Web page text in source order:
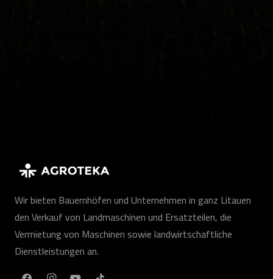
Wir bieten Bauernhöfen und Unternehmen in ganz Litauen
den Verkauf von Landmaschinen und Ersatzteilen, die
Vermietung von Maschinen sowie landwirtschaftliche
Dienstleistungen an.